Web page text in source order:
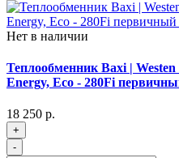
Нет в наличии
Теплообменник Baxi |
Energy, Eco - 280Fi
18 250 р.
+
-